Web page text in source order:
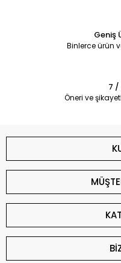
Geniş
Binlerce ürün
7 /
Öneri ve